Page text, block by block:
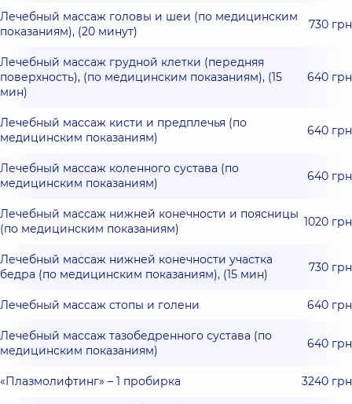
Лечебный массаж головы и шеи (по медицинским
показаниям), (20 минут)
730 грн
Лечебный массаж грудной клетки (передняя
поверхность), (по медицинским показаниям), (15
мин)
640 грн
Лечебный массаж кисти и предплечья (по
медицинским показаниям)
640 грн
Лечебный массаж коленного сустава (по
медицинским показаниям)
640 грн
Лечебный массаж нижней конечности и поясницы
(по медицинским показаниям)
1020 грн
Лечебный массаж нижней конечности участка
бедра (по медицинским показаниям), (15 мин)
730 грн
Лечебный массаж стопы и голени 640 грн
Лечебный массаж тазобедренного сустава (по
медицинским показаниям)
640 грн
«Плазмолифтинг» – 1 пробирка 3240 грн